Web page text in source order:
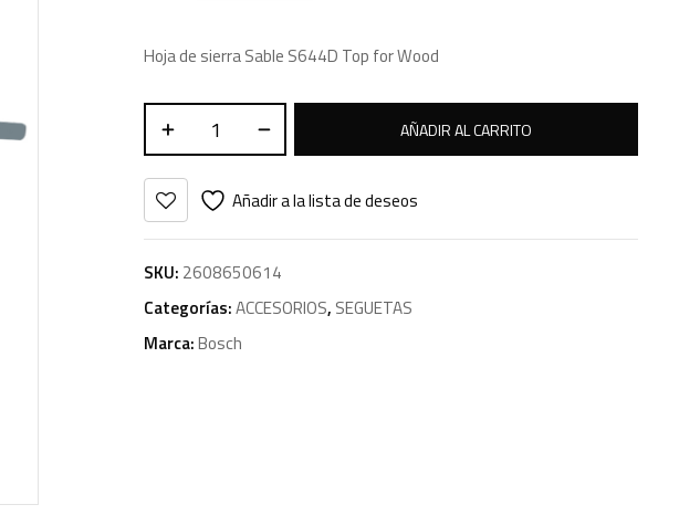
Hoja de sierra Sable S644D Top for Wood
AÑADIR AL CARRITO
Añadir a la lista de deseos
SKU: 2608650614
Categorías:ACCESORIOS, SEGUETAS
Marca:Bosch